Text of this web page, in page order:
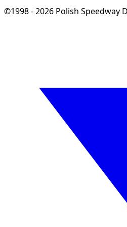
©1998 - 2026 Polish Speedway